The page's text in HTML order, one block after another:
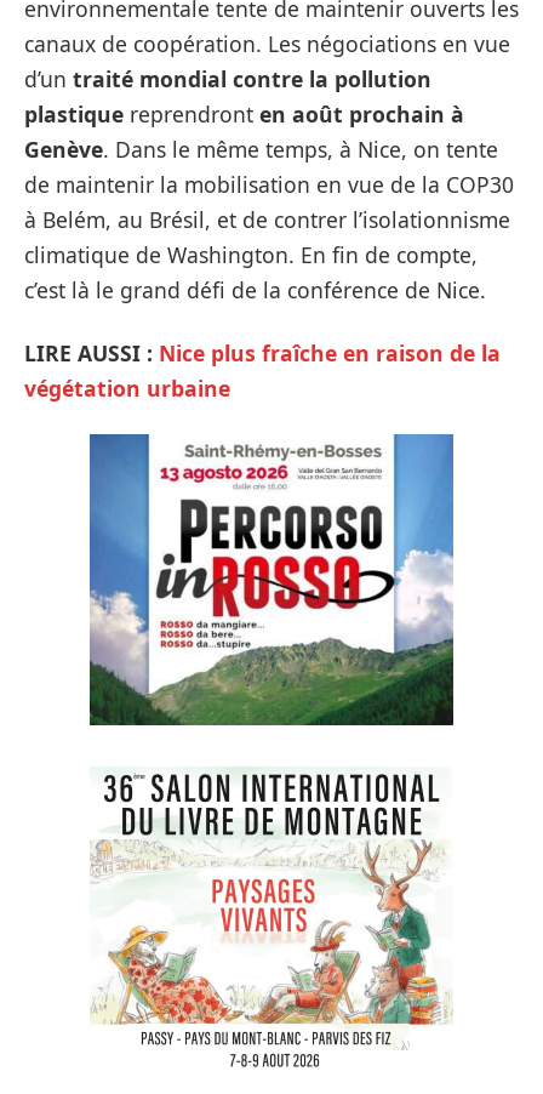
environnementale tente de maintenir ouverts les
canaux de coopération. Les négociations en vue
d’un traité mondial contre la pollution
plastique reprendront en août prochain à
Genève. Dans le même temps, à Nice, on tente
de maintenir la mobilisation en vue de la COP30
à Belém, au Brésil, et de contrer l’isolationnisme
climatique de Washington. En fin de compte,
c’est là le grand défi de la conférence de Nice.
LIRE AUSSI : Nice plus fraîche en raison de la
végétation urbaine